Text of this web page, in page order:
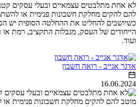
לא אחת מתלבטים עצמאיים ובעלי עסקים
להם להקים מחלקת חשבונות פנימית או
כשיושבים להחליט את ההחלטה הסופית יש
הייחודים של העסק, מגבלות התקציב, רמת או
ועוד.
אדגר אגייב - רואה חשבון
16.06.2024